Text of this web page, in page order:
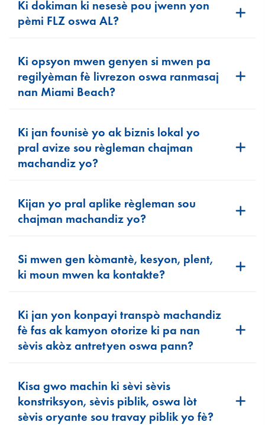
Ki dokiman ki nesesè pou jwenn yon
pèmi FLZ oswa AL?
Ki opsyon mwen genyen si mwen pa
regilyèman fè livrezon oswa ranmasaj
nan Miami Beach?
Ki jan founisè yo ak biznis lokal yo
pral avize sou règleman chajman
machandiz yo?
Kijan yo pral aplike règleman sou
chajman machandiz yo?
Si mwen gen kòmantè, kesyon, plent,
ki moun mwen ka kontakte?
Ki jan yon konpayi transpò machandiz
fè fas ak kamyon otorize ki pa nan
sèvis akòz antretyen oswa pann?
Kisa gwo machin ki sèvi sèvis
konstriksyon, sèvis piblik, oswa lòt
sèvis oryante sou travay piblik yo fè?